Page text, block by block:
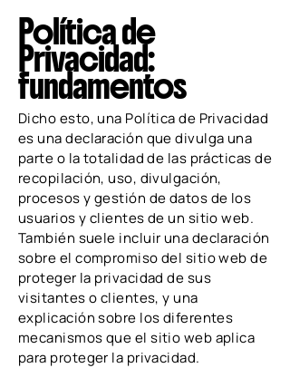
Política de
Privacidad:
fundamentos
Dicho esto, una Política de Privacidad
es una declaración que divulga una
parte o la totalidad de las prácticas de
recopilación, uso, divulgación,
procesos y gestión de datos de los
usuarios y clientes de un sitio web.
También suele incluir una declaración
sobre el compromiso del sitio web de
proteger la privacidad de sus
visitantes o clientes, y una
explicación sobre los diferentes
mecanismos que el sitio web aplica
para proteger la privacidad.